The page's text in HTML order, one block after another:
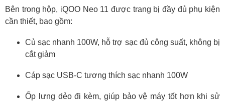
Bên trong hộp, iQOO Neo 11 được trang bị đầy đủ phụ kiện
cần thiết, bao gồm:
Củ sạc nhanh 100W, hỗ trợ sạc đủ công suất, không bị
cắt giảm
Cáp sạc USB-C tương thích sạc nhanh 100W
Ốp lưng dẻo đi kèm, giúp bảo vệ máy tốt hơn khi sử